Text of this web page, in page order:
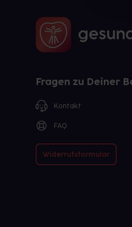
Fragen zu Deiner
Kontakt
FAQ
Widerrufsformular